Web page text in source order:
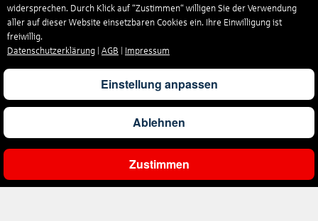
Ergebnisse filtern
widersprechen. Durch Klick auf “Zustimmen“ willigen Sie der Verwendung
aller auf dieser Website einsetzbaren Cookies ein. Ihre Einwilligung ist
freiwillig.
Datenschutzerklärung
AGB Impressum
Einstellung anpassen
Ablehnen
Zustimmen